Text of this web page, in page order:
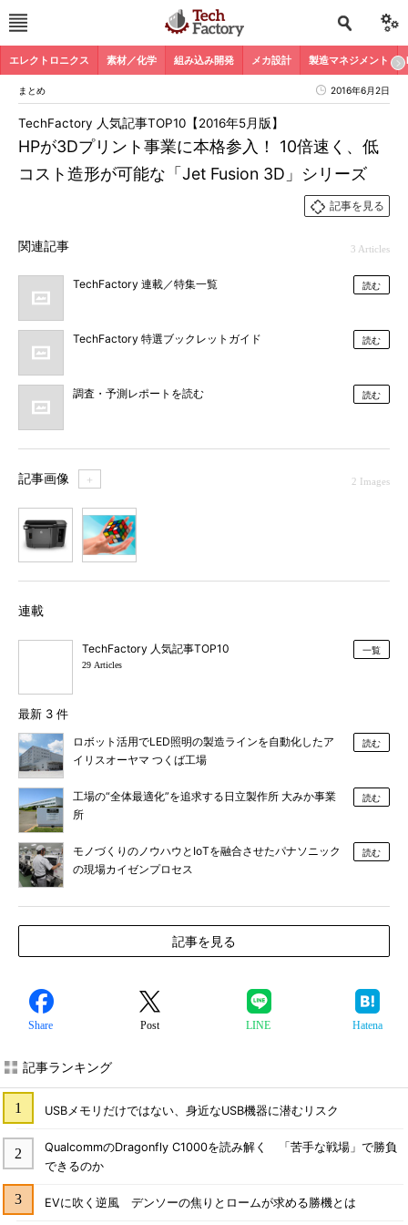
エレクトロニクス 素材／化学 組み込み開発 メカ設計 製造マネジメント
まとめ 2016年6月2日
HPが3Dプリント事業に本格参入！ 10倍速く、低
コスト造形が可能な「Jet Fusion 3D」シリーズ
TechFactory 人気記事TOP10【2016年5月版】
記事を見る
関連記事 3 Articles
TechFactory 連載／特集一覧 読む
TechFactory 特選ブックレットガイド 読む
調査・予測レポートを読む 読む
記事画像 ＋ 2 Images
連載
TechFactory 人気記事TOP10
29 Articles
一覧
最新 3 件
ロボット活用でLED照明の製造ラインを自動化したア
イリスオーヤマ つくば工場
読む
工場の“全体最適化”を追求する日立製作所 大みか事業
所
読む
モノづくりのノウハウとIoTを融合させたパナソニック
の現場カイゼンプロセス
読む
記事を見る
Share Post LINE Hatena
記事ランキング
USBメモリだけではない、身近なUSB機器に潜むリスク
QualcommのDragonfly C1000を読み解く 「苦手な戦場」で勝負
できるのか
EVに吹く逆風 デンソーの焦りとロームが求める勝機とは